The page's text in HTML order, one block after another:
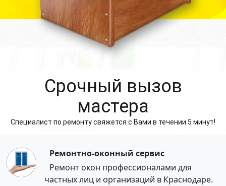
Cрочный вызов
мастера
Специалист по ремонту свяжется с Вами в течении 5 минут!
Ремонтно-оконный сервис
Ремонт окон профессионалами для
частных лиц и организаций в Краснодаре.